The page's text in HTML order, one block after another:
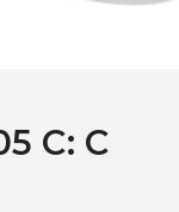
и Шелехова |